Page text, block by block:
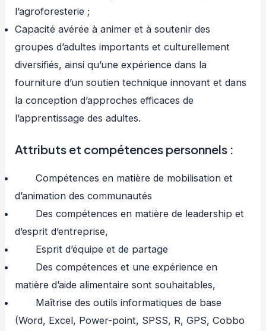
l’agroforesterie ;
Capacité avérée à animer et à soutenir des
groupes d’adultes importants et culturellement
diversifiés, ainsi qu’une expérience dans la
fourniture d’un soutien technique innovant et dans
la conception d’approches efficaces de
l’apprentissage des adultes.
Attributs et compétences personnels :
Compétences en matière de mobilisation et
d’animation des communautés
Des compétences en matière de leadership et
d’esprit d’entreprise,
Esprit d’équipe et de partage
Des compétences et une expérience en
matière d’aide alimentaire sont souhaitables,
Maîtrise des outils informatiques de base
(Word, Excel, Power-point, SPSS, R, GPS, Cobbo